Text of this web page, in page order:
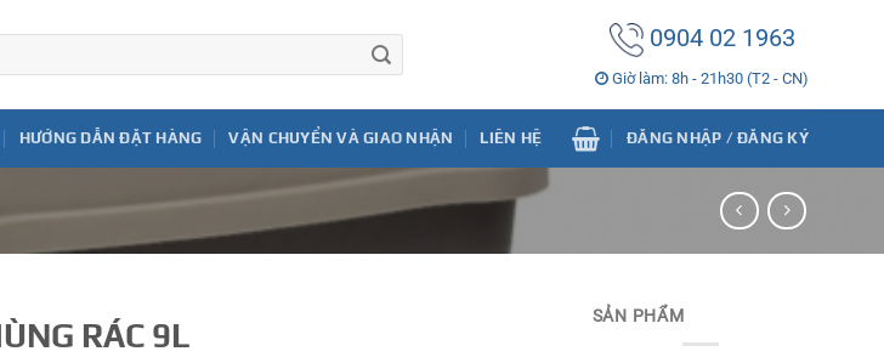
0904 02 1963
Giờ làm: 8h - 21h30 (T2 - CN)
HƯỚNG DẪN ĐẶT HÀNG VẬN CHUYỂN VÀ GIAO NHẬN LIÊN HỆ ĐĂNG NHẬP / ĐĂNG KÝ
RÁC 9L
SẢN PHẨM